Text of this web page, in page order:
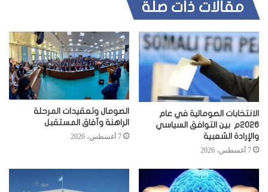
مقالات ذات صلة
الانتخابات الصومالية في عام
2026م بين التوافق السياسي
والإرادة الشعبية
7 أغسطس، 2026
الصومال وتعقيدات المرحلة
الراهنة وآفاق المستقبل
7 أغسطس، 2026